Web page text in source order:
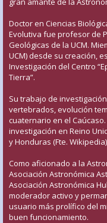
Doctor en Ciencias
Evolutiva fue profesor de
Geológicas de la UCM.
UCM) desde su creación,
Investigación del Centro
Tierra”.
Su trabajo de
vertebrados, evolución
cuaternario en el
investigación en Reino
y Honduras (Fte. Wikipedia)
Como aficionado a la
Asociación Astronómica
Asociación Astronómica
moderador activo y
usuario más prolífico del
buen funcionamiento.